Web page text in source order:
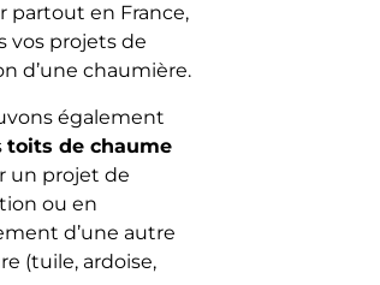
partout en France,
vos projets de
d’une chaumière.
également
toits de chaume
un projet de
ou en
d’une autre
(tuile, ardoise,